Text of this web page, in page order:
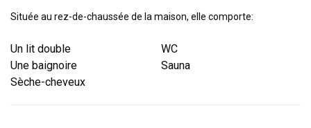
Située au rez-de-chaussée de la maison, elle comporte:
Un lit double
Une baignoire
Sèche-cheveux
WC
Sauna